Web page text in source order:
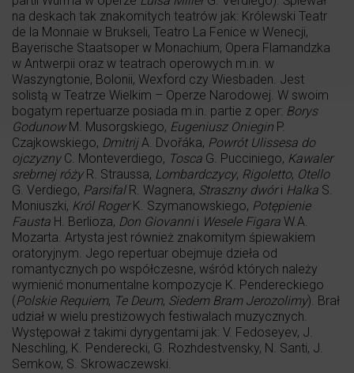
na deskach tak znakomitych teatrów jak: Królewski Teatr
de la Monnaie w Brukseli, Teatro La Fenice w Wenecji,
Bayerische Staatsoper w Monachium, Opera Flamandzka
w Antwerpii oraz w teatrach operowych m.in. w
Waszyngtonie, Bolonii, Wexford czy Wiesbaden. Jest
solistą w Teatrze Wielkim – Operze Narodowej. W swoim
bogatym repertuarze posiada m.in. partie z oper: Borys
GodunowM. Musorgskiego, Eugeniusz Oniegin P.
Czajkowskiego, DmitrijA. Dvořáka, Powrót Ulissesa do
ojczyznyC. Monteverdiego, Tosca G. Pucciniego, Kawaler
srebrnej różyR. Straussa, Lombardczycy, Rigoletto, Otello
G. Verdiego, ParsifalR. Wagnera, Straszny dwóri Halka S.
Moniuszki, Król RogerK. Szymanowskiego, Potępienie
Fausta H. Berlioza, Don Giovannii Wesele Figara W.A.
Mozarta. Artysta jest również znakomitym śpiewakiem
oratoryjnym. Jego repertuar obejmuje dzieła od
romantycznych po współczesne, wśród których należy
wymienić monumentalne kompozycje K. Pendereckiego
(Polskie Requiem, Te Deum, Siedem Bram Jerozolimy). Brał
udział w wielu prestiżowych festiwalach muzycznych.
Występował z takimi dyrygentami jak: V. Fedoseyev, J.
Neschling, K. Penderecki, G. Rozhdestvensky, N. Santi, J.
Semkow, S. Skrowaczewski.